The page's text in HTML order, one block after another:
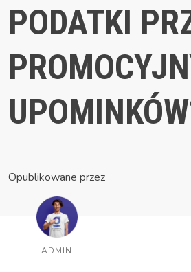
PODATKI
Opublikowane przez
ADMIN